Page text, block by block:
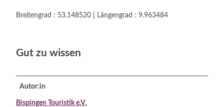
Breitengrad : 53.148520 | Längengrad : 9.963484
Gut zu wissen
Autor:in
Bispingen Touristik e.V.